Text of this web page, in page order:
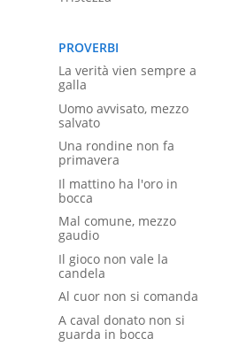
PROVERBI
La verità vien sempre a
galla
Uomo avvisato, mezzo
salvato
Una rondine non fa
primavera
Il mattino ha l'oro in
bocca
Mal comune, mezzo
gaudio
Il gioco non vale la
candela
Al cuor non si comanda
A caval donato non si
guarda in bocca